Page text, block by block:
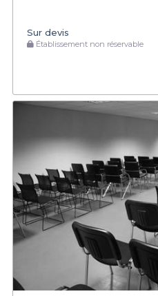
Sur devis
Établissement non réservable